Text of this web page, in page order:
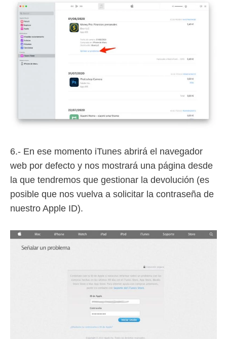
6.- En ese momento iTunes abrirá el navegador
web por defecto y nos mostrará una página desde
la que tendremos que gestionar la devolución (es
posible que nos vuelva a solicitar la contraseña de
nuestro Apple ID).